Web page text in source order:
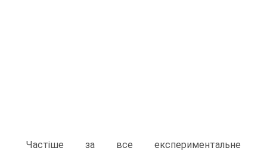
Частіше за все експериментальне